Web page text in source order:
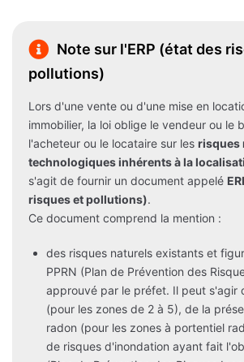
Note sur l'ERP (état des
pollutions)
Lors d'une vente ou d'une mise en
immobilier, la loi oblige le vendeur ou le
l'acheteur ou le locataire sur les risques
technologiques inhérents à la
s'agit de fournir un document appelé
risques et pollutions).
Ce document comprend la mention :
des risques naturels existants et
PPRN (Plan de Prévention des
approuvé par le préfet. Il peut s'agir
(pour les zones de 2 à 5), de la
radon (pour les zones à portentiel
de risques d'inondation ayant fait